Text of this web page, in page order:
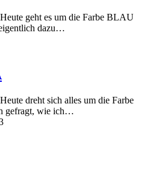
geht es um die Farbe BLAU
dazu…
dreht sich alles um die Farbe
gefragt, wie ich…